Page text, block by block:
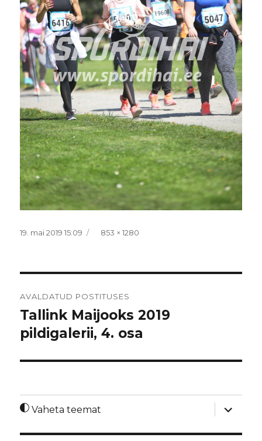
Postitatud
19. mai 2019 15:09 Täissuurus
853 × 1280
AVALDATUD POSTITUSES
Tallink Maijooks 2019
pildigalerii, 4. osa
Vaheta teemat
laienda